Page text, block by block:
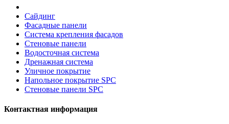
Сайдинг
Фасадные панели
Система крепления фасадов
Стеновые панели
Водосточная система
Дренажная система
Уличное покрытие
Напольное покрытие SPC
Стеновые панели SPC
Контактная информация